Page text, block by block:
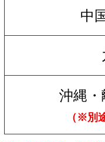
中
沖縄・
（※別